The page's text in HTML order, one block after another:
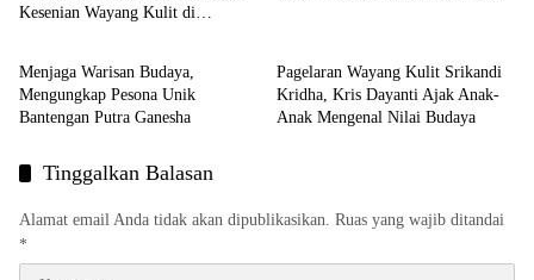
Kesenian Wayang Kulit di
Seni Budaya
Menjaga Warisan Budaya,
Mengungkap Pesona Unik
Bantengan Putra Ganesha
Pagelaran Wayang Kulit Srikandi
Kridha, Kris Dayanti Ajak Anak-
Anak Mengenal Nilai Budaya
Tinggalkan Balasan
Alamat email Anda tidak akan dipublikasikan. Ruas yang wajib ditandai
*